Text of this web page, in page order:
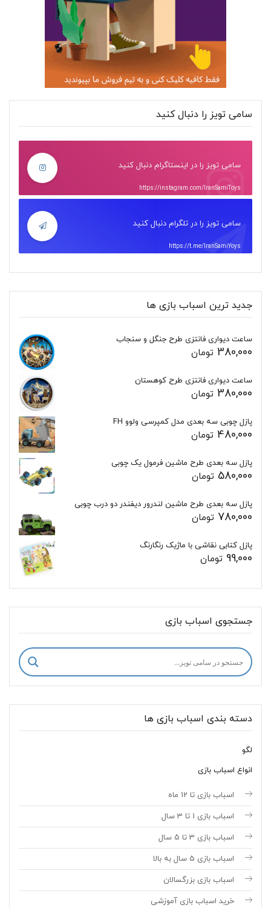
سامی تویز را دنبال کنید
سامی تویز را در اینستاگرام دنبال کنید
https://instagram.com/IranSamiToys
سامی تویز را در تلگرام دنبال کنید
https://t.me/IranSamiYoys
جدید ترین اسباب بازی ها
ساعت دیواری فانتزی طرح جنگل و سنجاب
380,000 تومان
ساعت دیواری فانتزی طرح کوهستان
380,000 تومان
پازل چوبی سه بعدی مدل کمپرسی ولوو FH
480,000 تومان
پازل سه بعدی طرح ماشین فرمول یک چوبی
580,000 تومان
پازل سه بعدی طرح ماشین لندرور دیفندر دو درب چوبی
780,000 تومان
پازل کتابی نقاشی با ماژیک رنگارنگ
99,000 تومان
جستجوی اسباب بازی
دسته بندی اسباب بازی ها
لگو
انواع اسباب بازی
اسباب بازی تا 12 ماه
اسباب بازی 1 تا 3 سال
اسباب بازی 3 تا 5 سال
اسباب بازی 5 سال به بالا
اسباب بازی بزرگسالان
خرید اسباب بازی آموزشی